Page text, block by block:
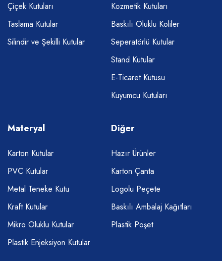
Çiçek Kutuları
Taslama Kutular
Silindir ve Şekilli Kutular
Kozmetik Kutuları
Baskılı Oluklu Koliler
Seperatörlü Kutular
Stand Kutular
E-Ticaret Kutusu
Kuyumcu Kutuları
Materyal
Karton Kutular
PVC Kutular
Metal Teneke Kutu
Kraft Kutular
Mikro Oluklu Kutular
Plastik Enjeksiyon Kutular
Diğer
Hazır Ürünler
Karton Çanta
Logolu Peçete
Baskılı Ambalaj Kağıtları
Plastik Poşet